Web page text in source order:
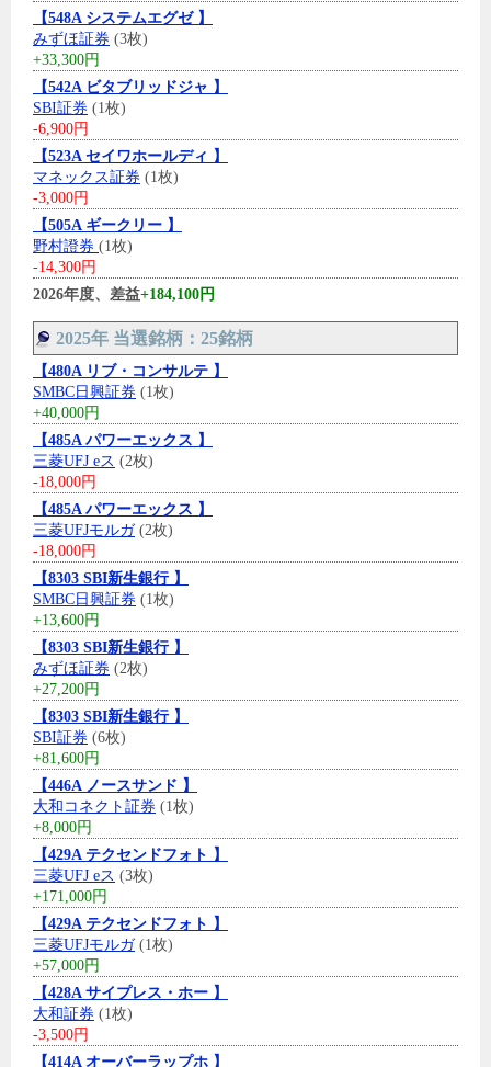
【548A システムエグゼ 】
みずほ証券 (3枚)
+33,300円
【542A ビタブリッドジャ 】
SBI証券 (1枚)
-6,900円
【523A セイワホールディ 】
マネックス証券 (1枚)
-3,000円
【505A ギークリー 】
野村證券 (1枚)
-14,300円
2026年度、差益+184,100円
2025年 当選銘柄：25銘柄
【480A リブ・コンサルテ 】
SMBC日興証券 (1枚)
+40,000円
【485A パワーエックス 】
三菱UFJ eス (2枚)
-18,000円
【485A パワーエックス 】
三菱UFJモルガ(2枚)
-18,000円
【8303 SBI新生銀行 】
SMBC日興証券 (1枚)
+13,600円
【8303 SBI新生銀行 】
みずほ証券 (2枚)
+27,200円
【8303 SBI新生銀行 】
SBI証券 (6枚)
+81,600円
【446A ノースサンド 】
大和コネクト証券 (1枚)
+8,000円
【429A テクセンドフォト 】
三菱UFJ eス (3枚)
+171,000円
【429A テクセンドフォト 】
三菱UFJモルガ(1枚)
+57,000円
【428A サイプレス・ホー 】
大和証券 (1枚)
-3,500円
【414A オーバーラップホ 】